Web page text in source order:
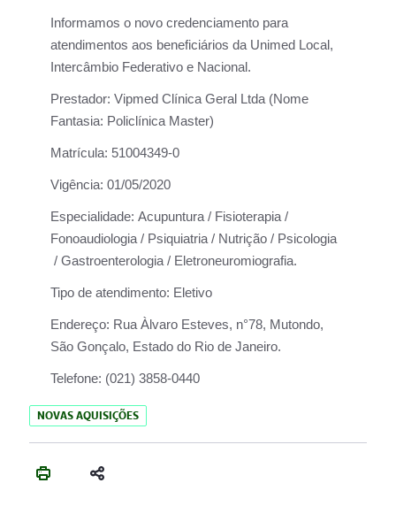
Informamos o novo credenciamento para
atendimentos aos beneficiários da Unimed Local,
Intercâmbio Federativo e Nacional.
Prestador: Vipmed Clínica Geral Ltda (Nome
Fantasia: Policlínica Master)
Matrícula: 51004349-0
Vigência: 01/05/2020
Especialidade: Acupuntura / Fisioterapia /
Fonoaudiologia / Psiquiatria / Nutrição / Psicologia
/ Gastroenterologia / Eletroneuromiografia.
Tipo de atendimento: Eletivo
Endereço: Rua Àlvaro Esteves, n°78, Mutondo,
São Gonçalo, Estado do Rio de Janeiro.
Telefone: (021) 3858-0440
NOVAS AQUISIÇÕES